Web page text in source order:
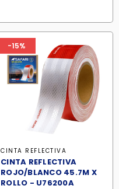
-15%
CINTA REFLECTIVA
CINTA REFLECTIVA
ROJO/BLANCO 45.7M X
ROLLO - U76200A